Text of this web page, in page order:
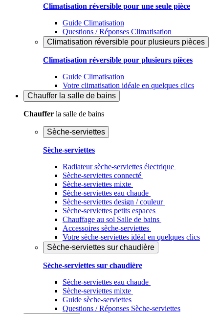
Climatisation réversible pour une seule pièce
Guide Climatisation
Questions / Réponses Climatisation
Climatisation réversible pour plusieurs pièces
Climatisation réversible pour plusieurs pièces
Guide Climatisation
Votre climatisation idéale en quelques clics
Chauffer la salle de bains
Chauffer la salle de bains
Sèche-serviettes
Sèche-serviettes
Radiateur sèche-serviettes électrique
Sèche-serviettes connecté
Sèche-serviettes mixte
Sèche-serviettes eau chaude
Sèche-serviettes design / couleur
Sèche-serviettes petits espaces
Chauffage au sol Salle de bains
Accessoires sèche-serviettes
Votre sèche-serviettes idéal en quelques clics
Sèche-serviettes sur chaudière
Sèche-serviettes sur chaudière
Sèche-serviettes eau chaude
Sèche-serviettes mixte
Guide sèche-serviettes
Questions / Réponses Sèche-serviettes